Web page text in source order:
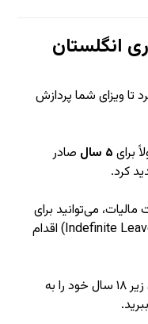
انگلستان
تا ویزای شما پردازش
برای ۵ سال
صادر
کرد.
مالیات، می‌توانید برای
اقامت دائم (Indefinite Leave to Remain) اقدام
می‌توانید همسر و فرزندان زیر ۱۸ سال خود را به